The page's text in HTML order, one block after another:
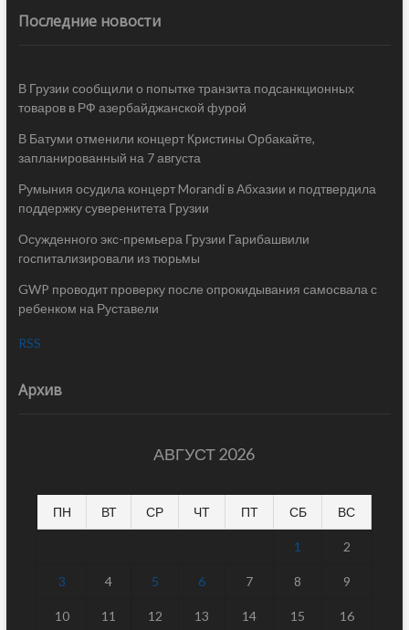
Последние новости
В Грузии сообщили о попытке транзита подсанкционных
товаров в РФ азербайджанской фурой
В Батуми отменили концерт Кристины Орбакайте,
запланированный на 7 августа
Румыния осудила концерт Morandi в Абхазии и подтвердила
поддержку суверенитета Грузии
Осужденного экс-премьера Грузии Гарибашвили
госпитализировали из тюрьмы
GWP проводит проверку после опрокидывания самосвала с
ребенком на Руставели
RSS
Архив
АВГУСТ 2026
ПН ВТ СР ЧТ ПТ СБ ВС
1 2
3 4 5 6 7 8 9
10 11 12 13 14 15 16